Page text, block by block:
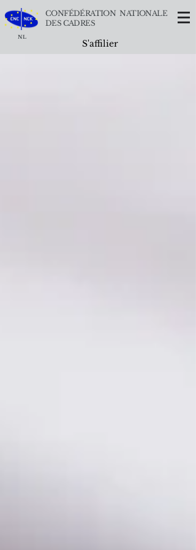
NL
CONFÉDÉRATION NATIONALE
DES CADRES
S'affilier